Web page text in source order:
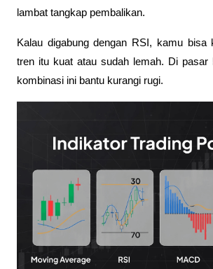
lambat tangkap pembalikan.
Kalau digabung dengan RSI, kamu bisa
tren itu kuat atau sudah lemah. Di pasar
kombinasi ini bantu kurangi rugi.